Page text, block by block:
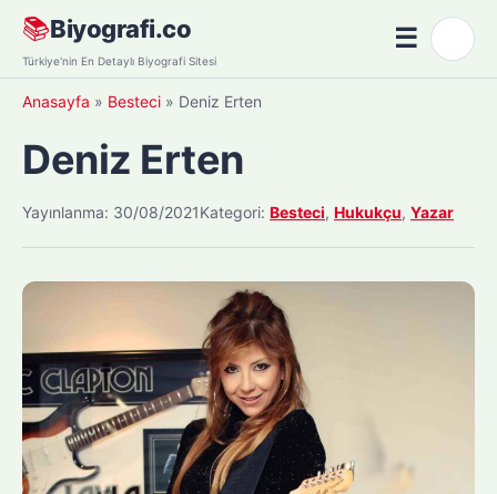
Skip
content
📚Biyografi.co
Türkiye'nin En Detaylı Biyografi Sitesi
☰Menü
Anasayfa » Besteci » Deniz Erten
Deniz Erten
Yayınlanma: 30/08/2021Kategori: Besteci, Hukukçu, Yazar